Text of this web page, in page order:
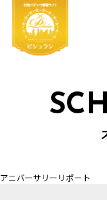
アニバーサリーリポート